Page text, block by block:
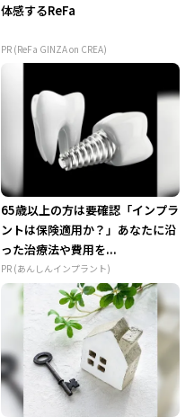
体感するReFa
PR (ReFa GINZA on CREA)
65歳以上の方は要確認「インプラ
ントは保険適用か？」あなたに沿
った治療法や費用を...
PR (あんしんインプラント)